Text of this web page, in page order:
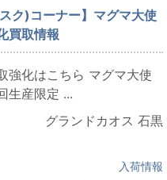
ク)コーナー】マグマ大使
買取情報
強化はこちら マグマ大使
生産限定 ...
グランドカオス 石黒
入荷情報